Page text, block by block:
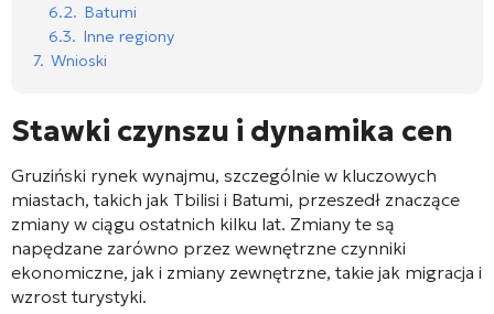
6.2. Batumi
6.3. Inne regiony
7. Wnioski
Stawki czynszu i dynamika cen
Gruziński rynek wynajmu, szczególnie w kluczowych
miastach, takich jak Tbilisi i Batumi, przeszedł znaczące
zmiany w ciągu ostatnich kilku lat. Zmiany te są
napędzane zarówno przez wewnętrzne czynniki
ekonomiczne, jak i zmiany zewnętrzne, takie jak migracja i
wzrost turystyki.